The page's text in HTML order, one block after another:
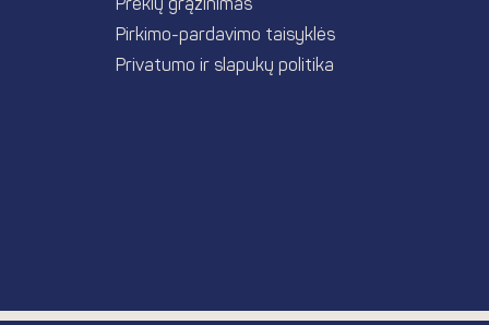
Prekių grąžinimas
Pirkimo-pardavimo taisyklės
Privatumo ir slapukų politika